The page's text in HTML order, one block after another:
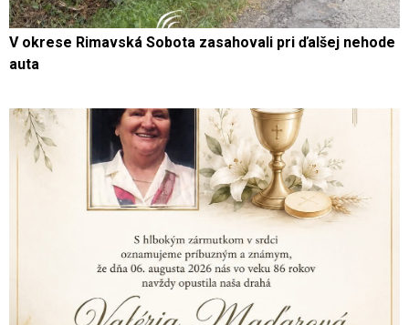
V okrese Rimavská Sobota zasahovali pri ďalšej nehode
auta